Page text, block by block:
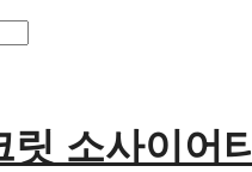
소사이어티